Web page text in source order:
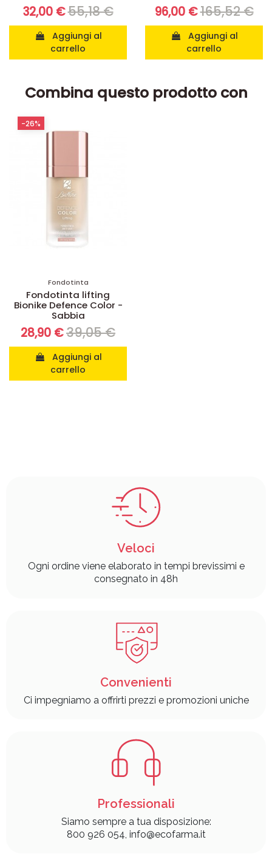
32,00 €55,18 €
carrello
96,00 €165,52 €
carrello
Combina questo prodotto con
Fondotinta
Fondotinta lifting
Bionike Defence Color -
Sabbia
28,90 €39,05 €
carrello
-26%
Veloci
Ogni ordine viene elaborato in tempi brevissimi e
consegnato in 48h
Convenienti
Ci impegniamo a offrirti prezzi e promozioni uniche
Professionali
Siamo sempre a tua disposizione:
800 926 054, info@ecofarma.it